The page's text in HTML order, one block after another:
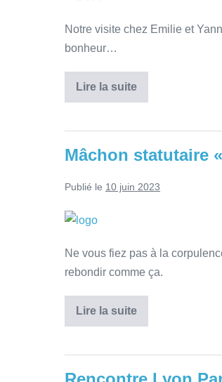
Notre visite chez Emilie et
bonheur…
Lire la suite
Mâchon statutaire
Publié le 10 juin 2023
Ne vous fiez pas à la
rebondir comme ça.
Lire la suite